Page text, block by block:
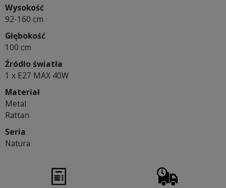
Wysokość
92-160 cm
Głębokość
100 cm
Źródło światła
1 x E27 MAX 40W
Materiał
Metal
Rattan
Seria
Natura